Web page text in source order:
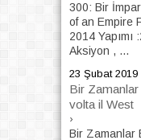
300: Bir
of an Empire
2014
Aksiyon , ...
23 Şubat 2019
Bir Zamanlar
volta il West
›
Bir Zamanlar